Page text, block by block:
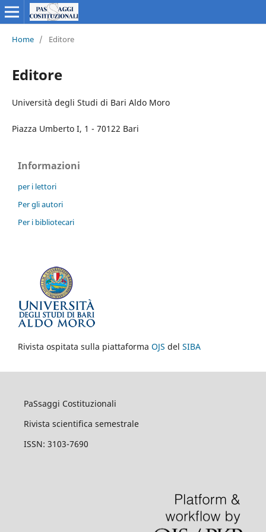
Home / Editore
Editore
Università degli Studi di Bari Aldo Moro
Piazza Umberto I, 1 - 70122 Bari
Informazioni
per i lettori
Per gli autori
Per i bibliotecari
Rivista ospitata sulla piattaforma OJS del SIBA
PaSsaggi Costituzionali
Rivista scientifica semestrale
ISSN: 3103-7690